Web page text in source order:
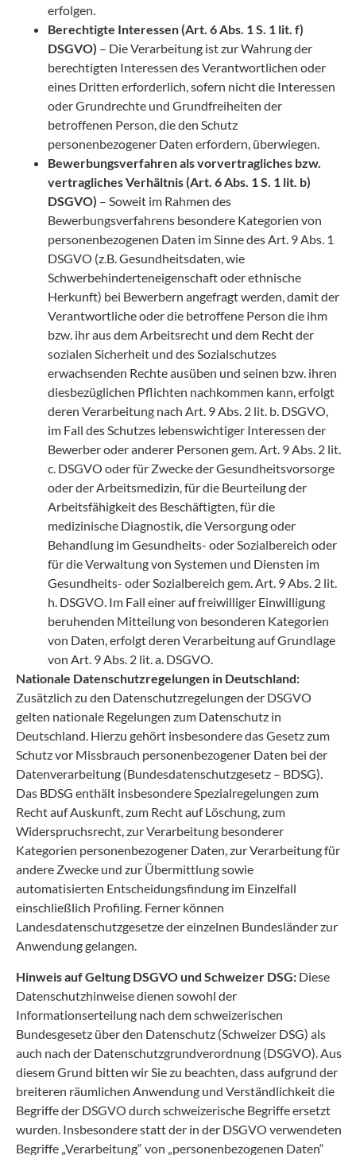
erfolgen.
Berechtigte Interessen (Art. 6 Abs. 1 S. 1 lit. f)
DSGVO) – Die Verarbeitung ist zur Wahrung der
berechtigten Interessen des Verantwortlichen oder
eines Dritten erforderlich, sofern nicht die Interessen
oder Grundrechte und Grundfreiheiten der
betroffenen Person, die den Schutz
personenbezogener Daten erfordern, überwiegen.
Bewerbungsverfahren als vorvertragliches bzw.
vertragliches Verhältnis (Art. 6 Abs. 1 S. 1 lit. b)
DSGVO) – Soweit im Rahmen des
Bewerbungsverfahrens besondere Kategorien von
personenbezogenen Daten im Sinne des Art. 9 Abs. 1
DSGVO (z.B. Gesundheitsdaten, wie
Schwerbehinderteneigenschaft oder ethnische
Herkunft) bei Bewerbern angefragt werden, damit der
Verantwortliche oder die betroffene Person die ihm
bzw. ihr aus dem Arbeitsrecht und dem Recht der
sozialen Sicherheit und des Sozialschutzes
erwachsenden Rechte ausüben und seinen bzw. ihren
diesbezüglichen Pflichten nachkommen kann, erfolgt
deren Verarbeitung nach Art. 9 Abs. 2 lit. b. DSGVO,
im Fall des Schutzes lebenswichtiger Interessen der
Bewerber oder anderer Personen gem. Art. 9 Abs. 2 lit.
c. DSGVO oder für Zwecke der Gesundheitsvorsorge
oder der Arbeitsmedizin, für die Beurteilung der
Arbeitsfähigkeit des Beschäftigten, für die
medizinische Diagnostik, die Versorgung oder
Behandlung im Gesundheits- oder Sozialbereich oder
für die Verwaltung von Systemen und Diensten im
Gesundheits- oder Sozialbereich gem. Art. 9 Abs. 2 lit.
h. DSGVO. Im Fall einer auf freiwilliger Einwilligung
beruhenden Mitteilung von besonderen Kategorien
von Daten, erfolgt deren Verarbeitung auf Grundlage
von Art. 9 Abs. 2 lit. a. DSGVO.
Nationale Datenschutzregelungen in Deutschland:
Zusätzlich zu den Datenschutzregelungen der DSGVO
gelten nationale Regelungen zum Datenschutz in
Deutschland. Hierzu gehört insbesondere das Gesetz zum
Schutz vor Missbrauch personenbezogener Daten bei der
Datenverarbeitung (Bundesdatenschutzgesetz – BDSG).
Das BDSG enthält insbesondere Spezialregelungen zum
Recht auf Auskunft, zum Recht auf Löschung, zum
Widerspruchsrecht, zur Verarbeitung besonderer
Kategorien personenbezogener Daten, zur Verarbeitung für
andere Zwecke und zur Übermittlung sowie
automatisierten Entscheidungsfindung im Einzelfall
einschließlich Profiling. Ferner können
Landesdatenschutzgesetze der einzelnen Bundesländer zur
Anwendung gelangen.
Hinweis auf Geltung DSGVO und Schweizer DSG: Diese
Datenschutzhinweise dienen sowohl der
Informationserteilung nach dem schweizerischen
Bundesgesetz über den Datenschutz (Schweizer DSG) als
auch nach der Datenschutzgrundverordnung (DSGVO). Aus
diesem Grund bitten wir Sie zu beachten, dass aufgrund der
breiteren räumlichen Anwendung und Verständlichkeit die
Begriffe der DSGVO durch schweizerische Begriffe ersetzt
wurden. Insbesondere statt der in der DSGVO verwendeten
Begriffe „Verarbeitung“ von „personenbezogenen Daten“